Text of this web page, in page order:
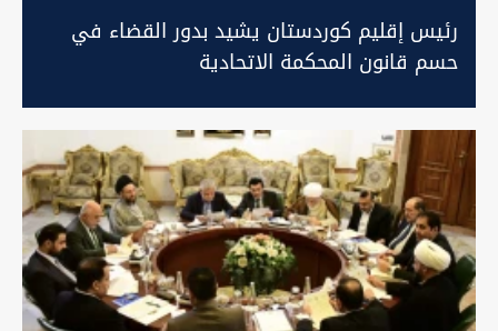
رئيس إقليم كوردستان يشيد بدور القضاء في
حسم قانون المحكمة الاتحادية